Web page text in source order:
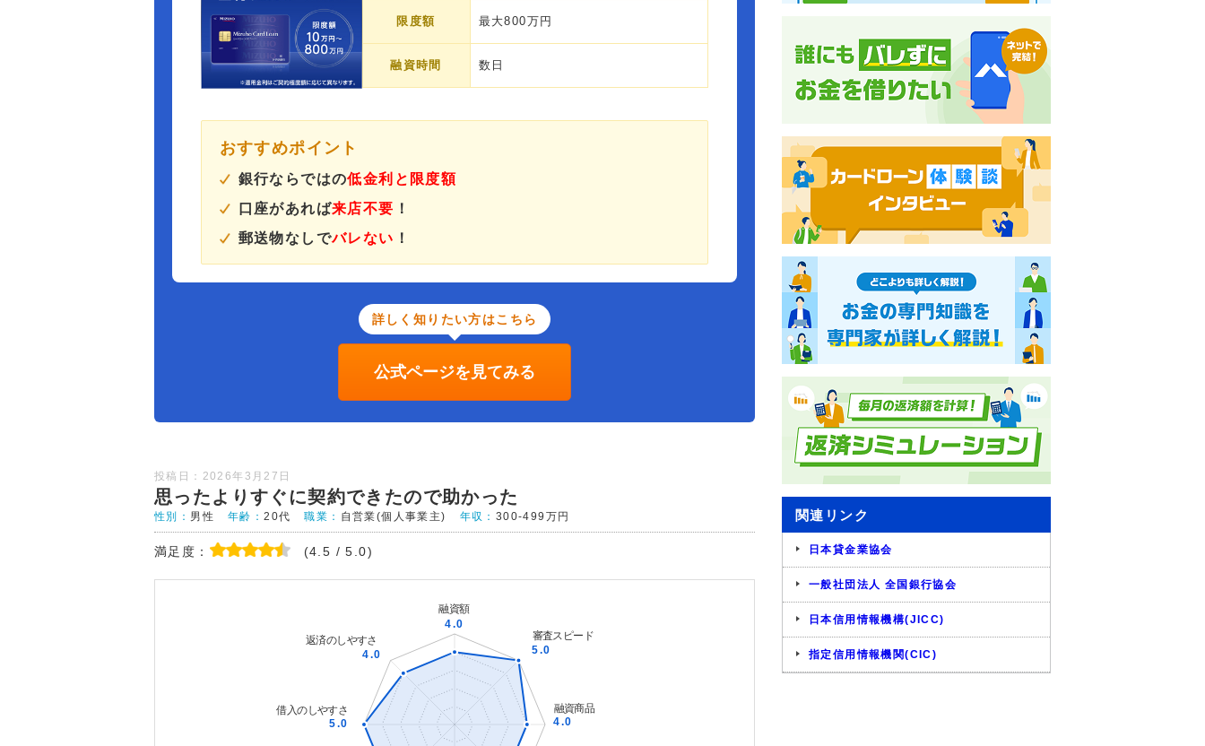
限度額 最大800万円
融資時間 数日
おすすめポイント
銀行ならではの低金利と限度額
口座があれば来店不要 ！
郵送物なしでバレない ！
詳しく知りたい方はこちら
公式ページを見てみる
投稿日：2026年3月27日
思ったよりすぐに契約できたので助かった
性別： 男性 年齢：20代 職業： 自営業(個人事業主) 年収： 300-499万円
満足度： (4.5 / 5.0)
関連リンク
日本貸金業協会
一般社団法人 全国銀行協会
日本信用情報機構(JICC)
指定信用情報機関(CIC)